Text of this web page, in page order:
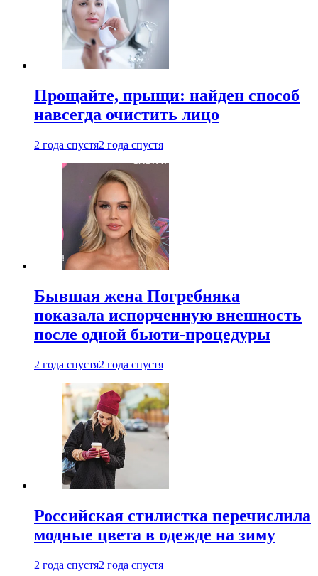
Прощайте, прыщи: найден способ
навсегда очистить лицо
2 года спустя2 года спустя
Бывшая жена Погребняка
показала испорченную внешность
после одной бьюти-процедуры
2 года спустя2 года спустя
Российская стилистка перечислила
модные цвета в одежде на зиму
2 года спустя2 года спустя